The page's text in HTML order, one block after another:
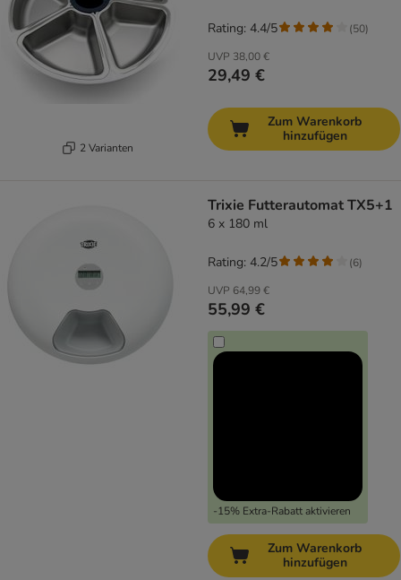
2 Varianten
UVP 38,00 €
29,49 €
Rating: 4.4/5 (50)
Zum Warenkorb
hinzufügen
Trixie Futterautomat TX5+1
6 x 180 ml
UVP 64,99 €
55,99 €
-15% Extra-Rabatt aktivieren
Rating: 4.2/5 (6)
Zum Warenkorb
hinzufügen